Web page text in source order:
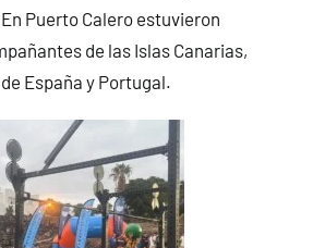
Puerto Calero estuvieron
de las Islas Canarias,
España y Portugal.